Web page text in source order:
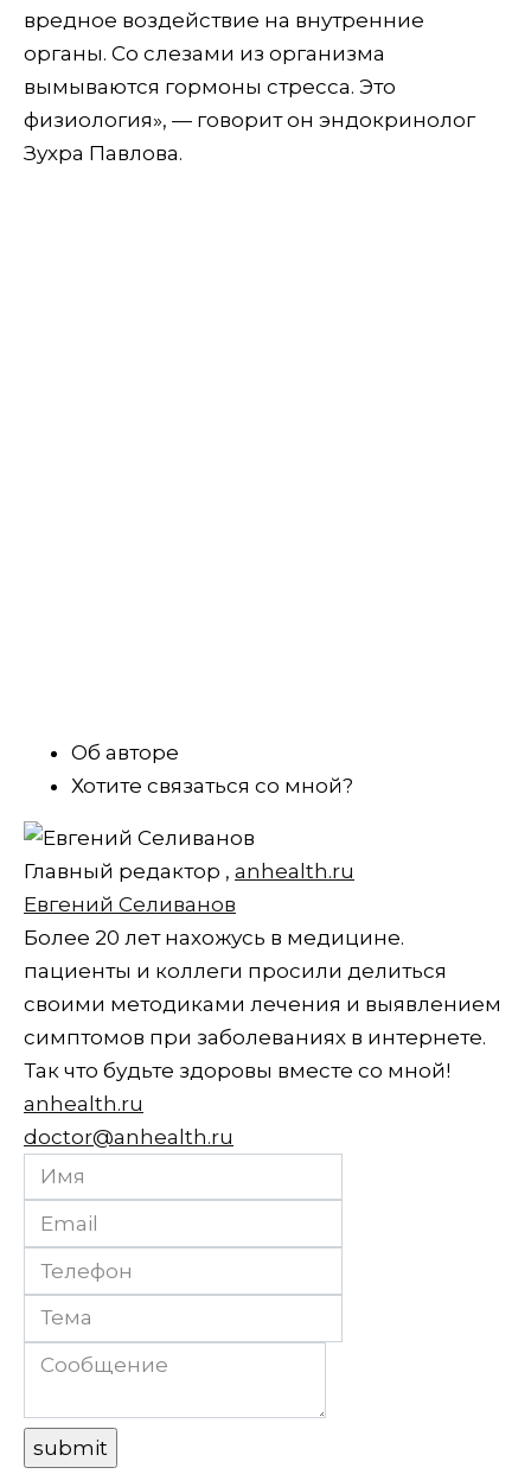
вредное воздействие на внутренние
органы. Со слезами из организма
вымываются гормоны стресса. Это
физиология», — говорит он эндокринолог
Зухра Павлова.
Об авторе
Хотите связаться со мной?
Главный редактор , anhealth.ru
Евгений Селиванов
Более 20 лет нахожусь в медицине.
пациенты и коллеги просили делиться
своими методиками лечения и выявлением
симптомов при заболеваниях в интернете.
Так что будьте здоровы вместе со мной!
anhealth.ru
doctor@anhealth.ru